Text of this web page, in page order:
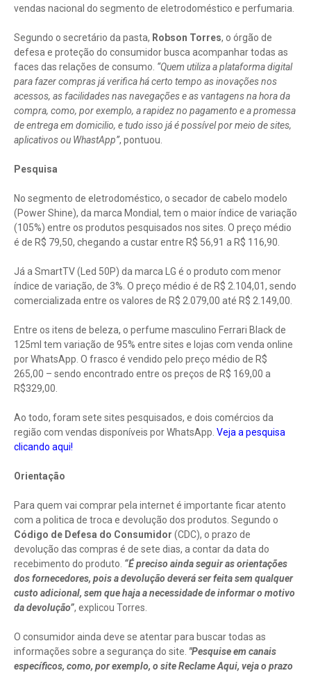
vendas nacional do segmento de eletrodoméstico e perfumaria.
Segundo o secretário da pasta, Robson Torres, o órgão de
defesa e proteção do consumidor busca acompanhar todas as
faces das relações de consumo. “Quem utiliza a plataforma digital
para fazer compras já verifica há certo tempo as inovações nos
acessos, as facilidades nas navegações e as vantagens na hora da
compra, como, por exemplo, a rapidez no pagamento e a promessa
de entrega em domicilio, e tudo isso já é possível por meio de sites,
aplicativos ou WhastApp”, pontuou.
Pesquisa
No segmento de eletrodoméstico, o secador de cabelo modelo
(Power Shine), da marca Mondial, tem o maior índice de variação
(105%) entre os produtos pesquisados nos sites. O preço médio
é de R$ 79,50, chegando a custar entre R$ 56,91 a R$ 116,90.
Já a SmartTV (Led 50P) da marca LG é o produto com menor
índice de variação, de 3%. O preço médio é de R$ 2.104,01, sendo
comercializada entre os valores de R$ 2.079,00 até R$ 2.149,00.
Entre os itens de beleza, o perfume masculino Ferrari Black de
125ml tem variação de 95% entre sites e lojas com venda online
por WhatsApp. O frasco é vendido pelo preço médio de R$
265,00 – sendo encontrado entre os preços de R$ 169,00 a
R$329,00.
Ao todo, foram sete sites pesquisados, e dois comércios da
região com vendas disponíveis por WhatsApp. Veja a pesquisa
clicando aqui!
Orientação
Para quem vai comprar pela internet é importante ficar atento
com a politica de troca e devolução dos produtos. Segundo o
Código de Defesa do Consumidor (CDC), o prazo de
devolução das compras é de sete dias, a contar da data do
recebimento do produto. “É preciso ainda seguir as orientações
dos fornecedores, pois a devolução deverá ser feita sem qualquer
custo adicional, sem que haja a necessidade de informar o motivo
da devolução”, explicou Torres.
O consumidor ainda deve se atentar para buscar todas as
informações sobre a segurança do site. "Pesquise em canais
específicos, como, por exemplo, o site Reclame Aqui, veja o prazo